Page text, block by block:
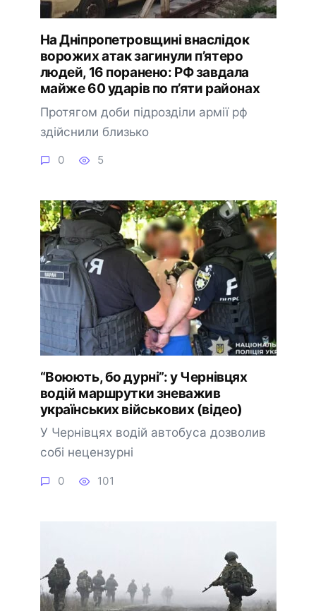
На Дніпропетровщині внаслідок
ворожих атак загинули п’ятеро
людей, 16 поранено: РФ завдала
майже 60 ударів по п’яти районах
Протягом доби підрозділи армії рф
здійснили близько
0 5
“Воюють, бо дурні”: у Чернівцях
водій маршрутки зневажив
українських військових (відео)
У Чернівцях водій автобуса дозволив
собі нецензурні
0 101